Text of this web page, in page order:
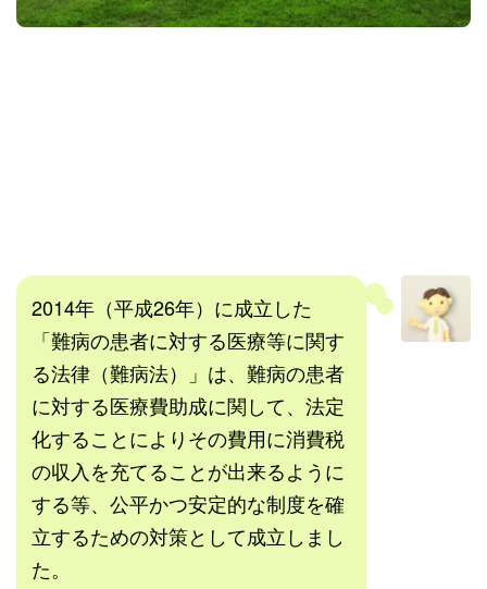
2014年（平成26年）に成立した
「難病の患者に対する医療等に関す
る法律（難病法）」は、難病の患者
に対する医療費助成に関して、法定
化することによりその費用に消費税
の収入を充てることが出来るように
する等、公平かつ安定的な制度を確
立するための対策として成立しまし
た。